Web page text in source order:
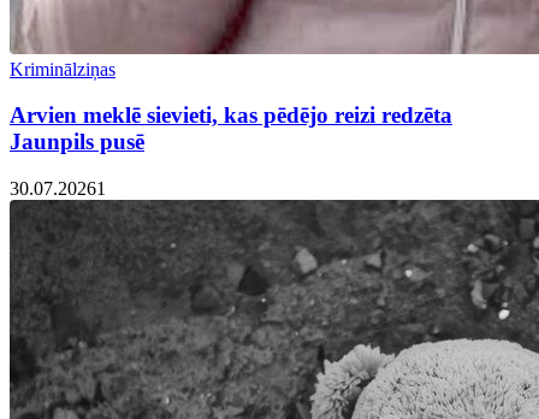
Kriminālziņas
Arvien meklē sievieti, kas pēdējo reizi redzēta
Jaunpils pusē
30.07.20261